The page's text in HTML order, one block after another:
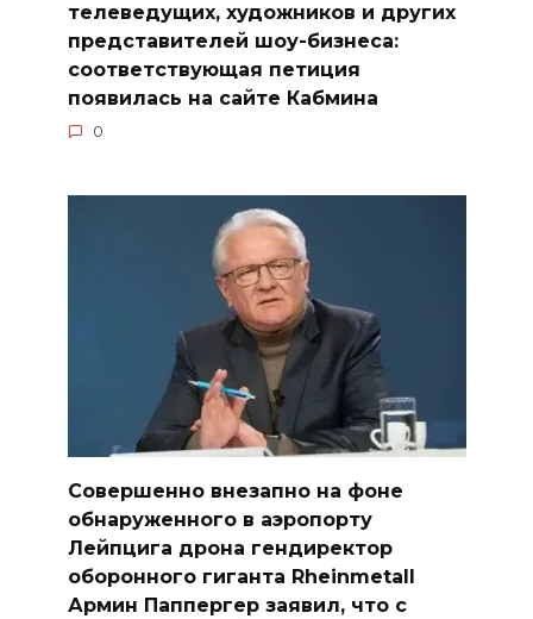
телеведущих, художников и других
представителей шоу-бизнеса:
соответствующая петиция
появилась на сайте Кабмина
0
Совершенно внезапно на фоне
обнаруженного в аэропорту
Лейпцига дрона гендиректор
оборонного гиганта Rheinmetall
Армин Паппергер заявил, что с